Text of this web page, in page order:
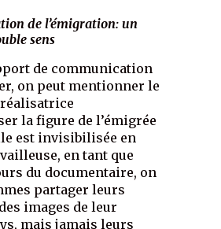
de l’émigration: un
sens
de communication
on peut mentionner le
la figure de l’émigrée
est invisibilisée en
en tant que
du documentaire, on
partager leurs
images de leur
mais jamais leurs